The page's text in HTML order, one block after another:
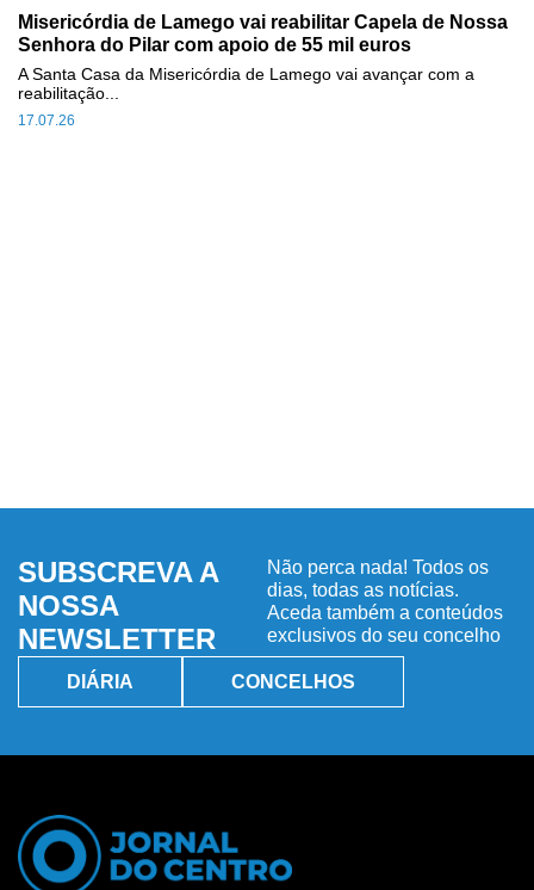
Misericórdia de Lamego vai reabilitar Capela de Nossa
Senhora do Pilar com apoio de 55 mil euros
17.07.26
A Santa Casa da Misericórdia de Lamego vai avançar com a
reabilitação...
SUBSCREVA A
NOSSA
NEWSLETTER
Não perca nada! Todos os
dias, todas as notícias.
Aceda também a conteúdos
exclusivos do seu concelho
DIÁRIA CONCELHOS